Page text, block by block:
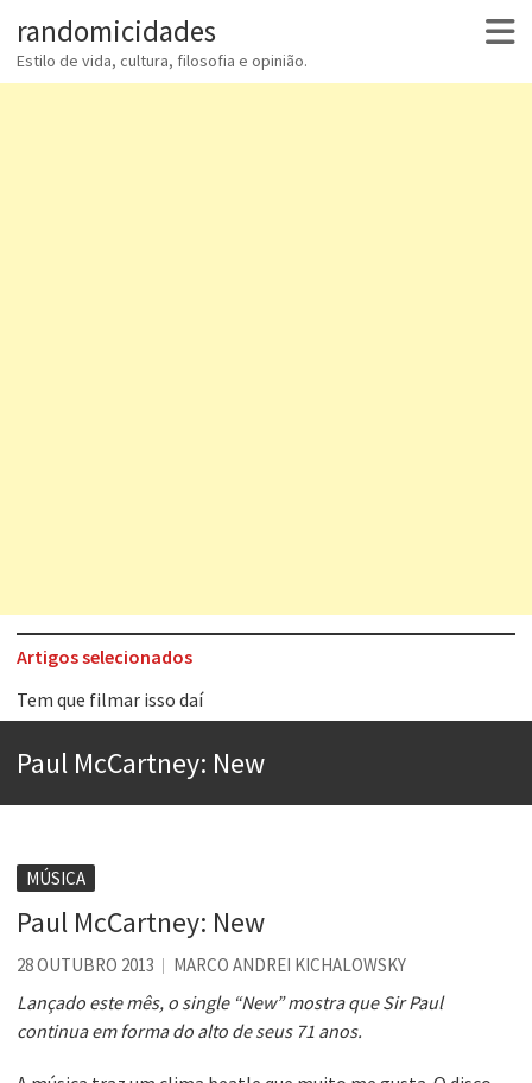
randomicidades
Estilo de vida, cultura, filosofia e opinião.
Artigos selecionados
Tem que filmar isso daí
Aprender a fracassar é o segredo do sucesso
Esse tal de Rock Gaúcho
Os causos de Jorge Luis Borges
Voto obrigatório é correto?
Se queres salvar o mundo, o veganismo não é a resposta
Paul McCartney: New
MÚSICA
Paul McCartney: New
28 OUTUBRO 2013 MARCO ANDREI KICHALOWSKY
Lançado este mês, o single “New” mostra que Sir Paul
continua em forma do alto de seus 71 anos.